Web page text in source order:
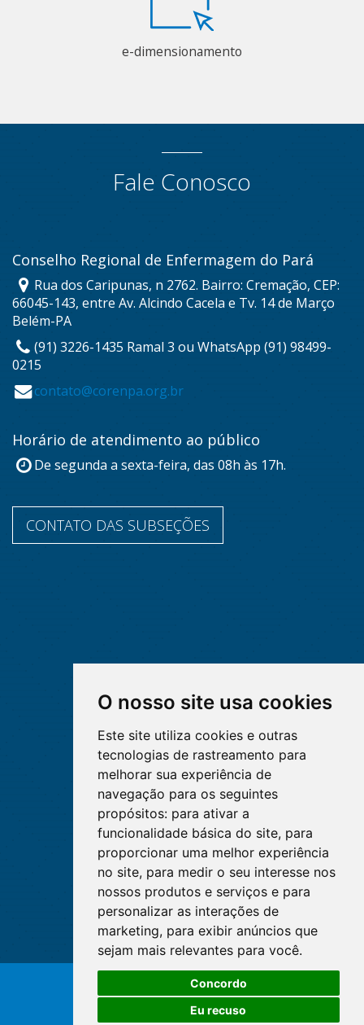
O nosso site usa cookies
Este site utiliza cookies e outras
tecnologias de rastreamento para
melhorar sua experiência de
navegação para os seguintes
propósitos: para ativar a
funcionalidade básica do site, para
proporcionar uma melhor experiência
no site, para medir o seu interesse nos
nossos produtos e serviços e para
personalizar as interações de
marketing, para exibir anúncios que
sejam mais relevantes para você.
Concordo
Eu recuso
e-dimensionamento
Fale Conosco
Conselho Regional de Enfermagem do Pará
Rua dos Caripunas, n 2762. Bairro: Cremação, CEP:
66045-143, entre Av. Alcindo Cacela e Tv. 14 de Março
Belém-PA
(91) 3226-1435 Ramal 3 ou WhatsApp (91) 98499-
0215
contato@corenpa.org.br
Horário de atendimento ao público
De segunda a sexta-feira, das 08h às 17h.
CONTATO DAS SUBSEÇÕES
© Copyright 2026 - Cofen/CORENs